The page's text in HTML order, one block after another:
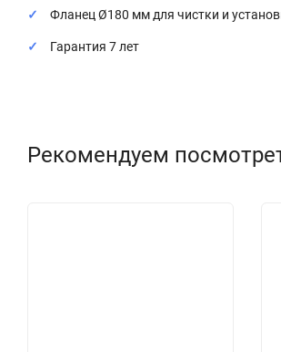
Фланец Ø180 мм для чистки и
Гарантия 7 лет
Рекомендуем